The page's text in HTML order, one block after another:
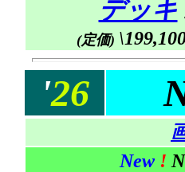
デッキ
(定価)
'26
New!